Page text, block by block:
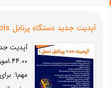
آپدیت جدید دستگاه پرتابل OBD Tools
آپدیت
مهم1: